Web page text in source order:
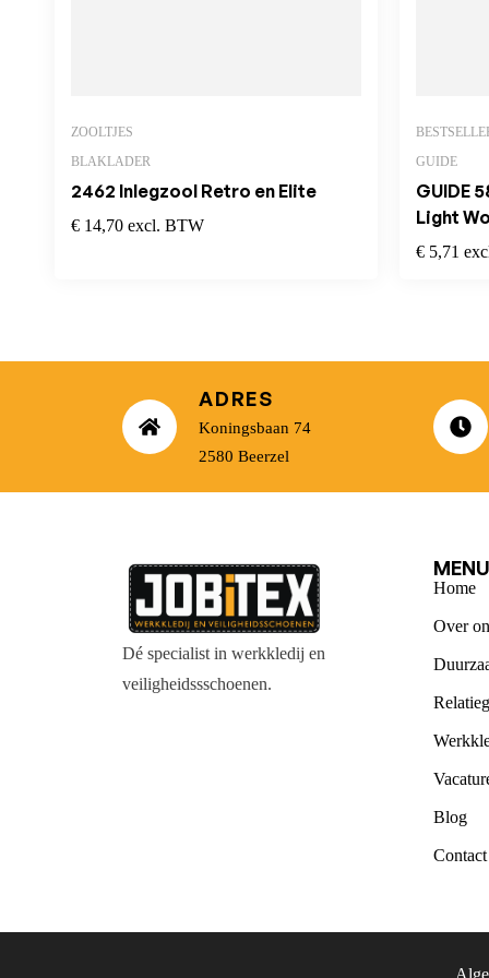
ZOOLTJES
BLAKLADER
2462 Inlegzool Retro en Elite
€ 14,70 excl. BTW
GUIDE
GUIDE
Light
€ 5,71
ADRES
Koningsbaan 74
2580 Beerzel
Dé specialist in werkkledij en
veiligheidssschoenen.
MENU
Home
Over
Blog
Contact